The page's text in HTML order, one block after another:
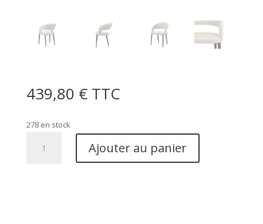
439,80 € TTC
278 en stock
Ajouter au panier